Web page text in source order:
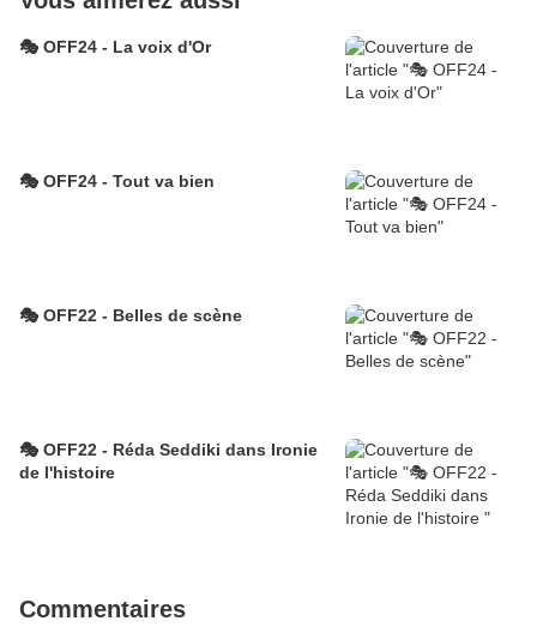
🎭 OFF24 - La voix d'Or
🎭 OFF24 - Tout va bien
🎭 OFF22 - Belles de scène
🎭 OFF22 - Réda Seddiki dans Ironie
de l'histoire
Commentaires